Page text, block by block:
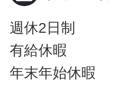
週休2日制
有給休暇
年末年始休暇